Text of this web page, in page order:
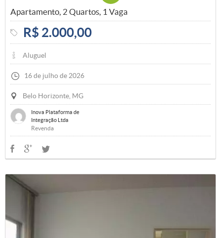
Apartamento, 2 Quartos, 1 Vaga
R$ 2.000,00
Aluguel
16 de julho de 2026
Belo Horizonte, MG
Inova Plataforma de
Integração Ltda
Revenda